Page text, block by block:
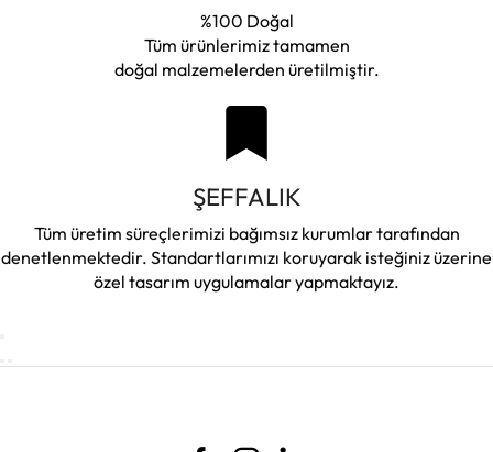
%100 Doğal
Tüm ürünlerimiz tamamen
doğal malzemelerden üretilmiştir.
ŞEFFALIK
Tüm üretim süreçlerimizi bağımsız kurumlar tarafından
denetlenmektedir. Standartlarımızı koruyarak isteğiniz üzerine
özel tasarım uygulamalar yapmaktayız.